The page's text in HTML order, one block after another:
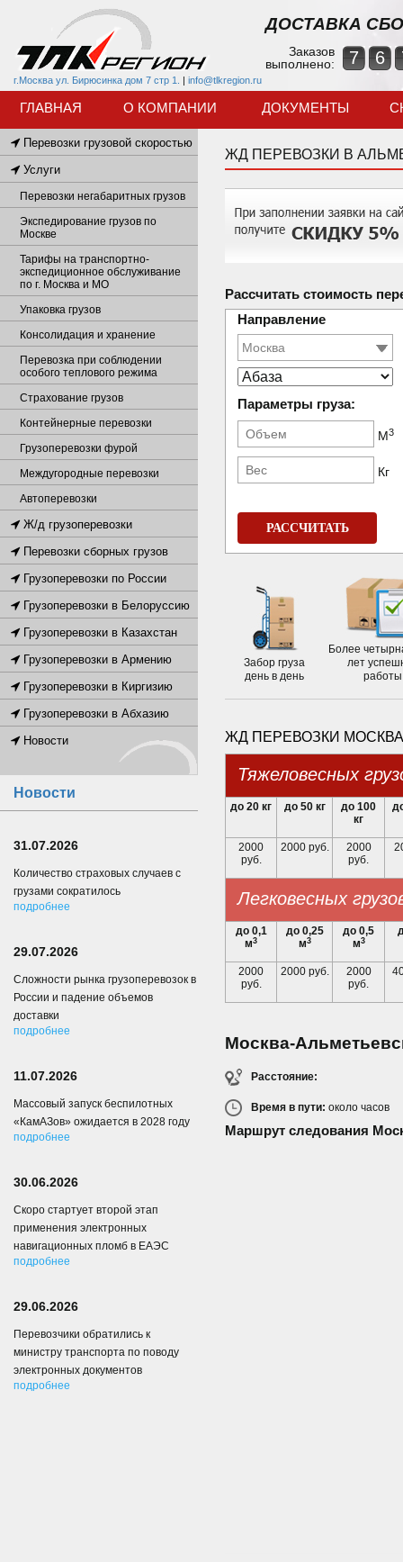
г.Москва ул. Бирюсинка дом 7 стр 1. | info@tlkregion.ru
ДОСТАВКА
Заказов
выполнено:
7 6
ГЛАВНАЯ О КОМПАНИИ ДОКУМЕНТЫ
ЖД ПЕРЕВОЗКИ В
Рассчитать стоимость
Направление
Параметры груза:
М3
Кг
РАССЧИТАТЬ
Забор груза
день в день
Более
лет
работы
ЖД ПЕРЕВОЗКИ
Тяжеловесных
до 20 кг до 50 кг
до 100
кг
2000
руб.
2000 руб.
2000
руб.
Легковесных
до 0,1
м3
до 0,25
м3
до 0,5
м3
2000
руб.
2000 руб.
2000
руб.
Москва-
Расстояние:
Время в пути: около часов
Маршрут следования
Перевозки грузовой скоростью
Услуги
Перевозки негабаритных грузов
Экспедирование грузов по
Москве
Тарифы на транспортно-
экспедиционное обслуживание
по г. Москва и МО
Упаковка грузов
Консолидация и хранение
Перевозка при соблюдении
особого теплового режима
Страхование грузов
Контейнерные перевозки
Грузоперевозки фурой
Междугородные перевозки
Автоперевозки
Ж/д грузоперевозки
Перевозки сборных грузов
Грузоперевозки по России
Грузоперевозки в Белоруссию
Грузоперевозки в Казахстан
Грузоперевозки в Армению
Грузоперевозки в Киргизию
Грузоперевозки в Абхазию
Новости
Новости
31.07.2026
Количество страховых случаев с
грузами сократилось
подробнее
29.07.2026
Сложности рынка грузоперевозок в
России и падение объемов
доставки
подробнее
11.07.2026
Массовый запуск беспилотных
«КамАЗов» ожидается в 2028 году
подробнее
30.06.2026
Скоро стартует второй этап
применения электронных
навигационных пломб в ЕАЭС
подробнее
29.06.2026
Перевозчики обратились к
министру транспорта по поводу
электронных документов
подробнее